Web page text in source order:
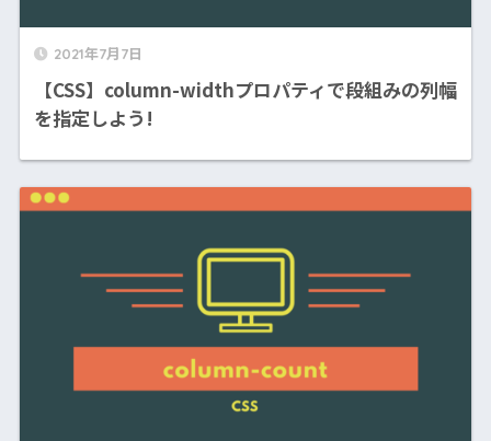
2021年7月7日
【CSS】column-widthプロパティで段組みの列幅
を指定しよう!